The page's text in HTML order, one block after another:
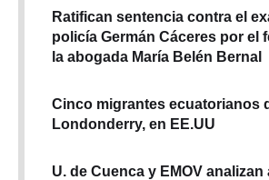
Ratifican sentencia contra el
policía Germán Cáceres por el
la abogada María Belén Bernal
Cinco migrantes ecuatorianos
Londonderry, en EE.UU
U. de Cuenca y EMOV